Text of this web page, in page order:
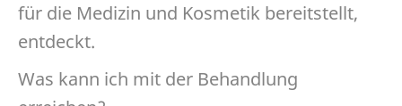
für die Medizin und Kosmetik bereitstellt,
entdeckt.
Was kann ich mit der Behandlung